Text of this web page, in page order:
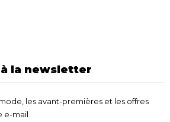
la newsletter
les avant-premières et les offres
e-mail